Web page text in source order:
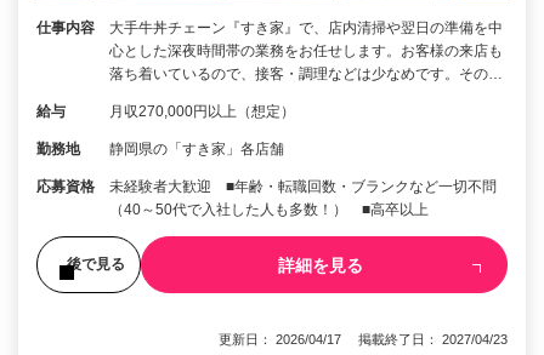
仕事内容
大手牛丼チェーン『すき家』で、店内清掃や翌日の準備を中
心とした深夜時間帯の業務をお任せします。お客様の来店も
落ち着いているので、接客・調理などは少なめです。その…
給与 月収270,000円以上（想定）
勤務地 静岡県の「すき家」各店舗
応募資格
未経験者大歓迎 ■年齢・転職回数・ブランクなど一切不問
（40～50代で入社した人も多数！） ■高卒以上
後で見る 詳細を見る
更新日： 2026/04/17 掲載終了日： 2027/04/23